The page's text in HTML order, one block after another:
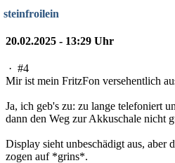
steinfroilein
20.02.2025 - 13:29 Uhr
· #4
Mir ist mein FritzFon versehentlich
Ja, ich geb's zu: zu lange telefoniert
dann den Weg zur Akkuschale nicht
Display sieht unbeschädigt aus, aber
zogen auf *grins*.